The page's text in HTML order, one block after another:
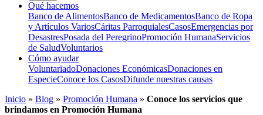
Qué hacemos
Banco de AlimentosBanco de MedicamentosBanco de Ropa
y Artículos VariosCáritas ParroquialesCasosEmergencias por
DesastresPosada del PeregrinoPromoción HumanaServicios
de SaludVoluntarios
Cómo ayudar
VoluntariadoDonaciones EconómicasDonaciones en
EspecieConoce los CasosDifunde nuestras causas
Inicio » Blog » Promoción Humana » Conoce los servicios que
brindamos en Promoción Humana